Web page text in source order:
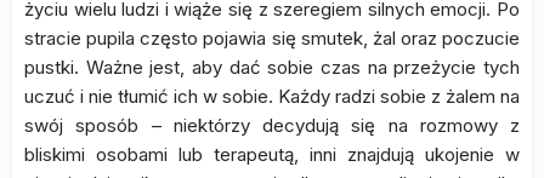
życiu wielu ludzi i wiąże się z szeregiem silnych emocji. Po
stracie pupila często pojawia się smutek, żal oraz poczucie
pustki. Ważne jest, aby dać sobie czas na przeżycie tych
uczuć i nie tłumić ich w sobie. Każdy radzi sobie z żalem na
swój sposób – niektórzy decydują się na rozmowy z
bliskimi osobami lub terapeutą, inni znajdują ukojenie w